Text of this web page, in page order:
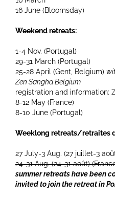
16 June (Bloomsday)
Weekend retreats:
1-4 Nov. (Portugal)
29-31 March (Portugal)
25-28 April (Gent, Belgium)
Zen Sangha Belgium
registration and information:
8-12 May (France)
8-10 June (Portugal)
Weeklong retreats/retraites
27 July-3 Aug. (27 juillet-3
24-31 Aug. (24-31 août)
summer retreats have been
invited to join the retreat in